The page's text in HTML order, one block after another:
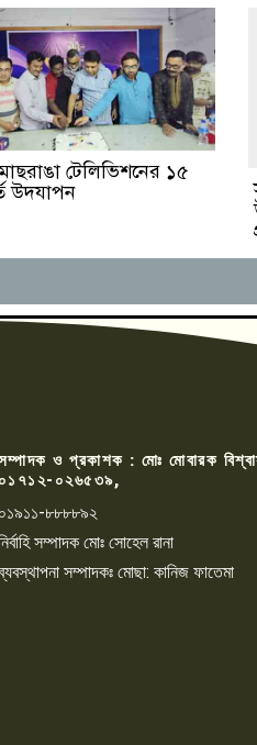
টেলিভিশনের ১৫
উদযাপন
ও প্রকাশক : মোঃ মোবারক
০১৭১২-০২৬৫৩৯,
০১৯১১-৮৮৮৮৯২
সম্পাদক মোঃ সোহেল রানা
সম্পাদকঃ মোছা: কানিজ ফাতেমা